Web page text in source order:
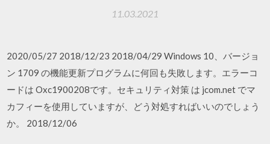
11.03.2021
2020/05/27 2018/12/23 2018/04/29 Windows 10、バージョ
ン 1709 の機能更新プログラムに何回も失敗します。エラーコ
ードは Oxc1900208です。セキュリティ対策 は jcom.net でマ
カフィーを使用していますが、どう対処すればいいのでしょう
か。 2018/12/06